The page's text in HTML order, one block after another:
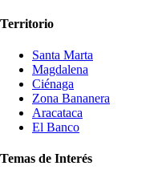
Territorio
Santa Marta
Magdalena
Ciénaga
Zona Bananera
Aracataca
El Banco
Temas de Interés